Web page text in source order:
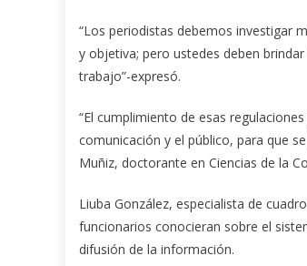
“Los periodistas debemos investigar
y objetiva; pero ustedes deben
trabajo”-expresó.
“El cumplimiento de esas
comunicación y el público, para que
Muñiz, doctorante en Ciencias de la
Liuba González, especialista de
funcionarios conocieran sobre el
difusión de la información.